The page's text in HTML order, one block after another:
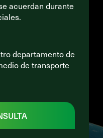
acuerdan durante
departamento de
de transporte